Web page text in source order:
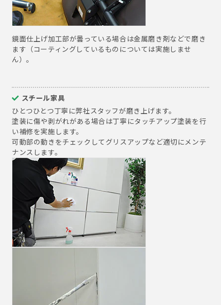
鏡面仕上げ加工部が曇っている場合は金属磨き剤などで磨き
ます（コーティングしているものについては実施しませ
ん）。
スチール家具
ひとつひとつ丁寧に弊社スタッフが磨き上げます。
塗装に傷や剥がれがある場合は丁寧にタッチアップ塗装を行
い補修を実施します。
可動部の動きをチェックしてグリスアップなど適切にメンテ
ナンスします。